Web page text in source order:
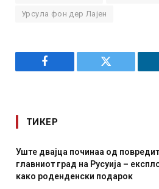
Урсула фон дер Лајен
Facebook Twitter
ТИКЕР
Уште двајца починаа од
главниот град на Русуија –
како роденденски подарок